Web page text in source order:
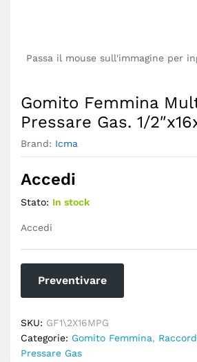
Passa il mouse sull'immagine per
Gomito Femmina
Pressare Gas. 1/
Brand: Icma
Accedi
Stato: In stock
Accedi
Preventivare
SKU: GF1\2X16MPG
Categorie: Gomito Femmina,
Pressare Gas